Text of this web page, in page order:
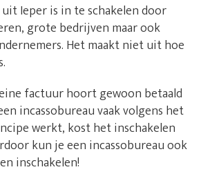
Ieper is in te schakelen door
grote bedrijven maar ook
Het maakt niet uit hoe
factuur hoort gewoon betaald
incassobureau vaak volgens het
werkt, kost het inschakelen
kun je een incassobureau ook
inschakelen!